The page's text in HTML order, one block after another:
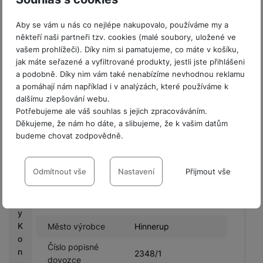
Aby se vám u nás co nejlépe nakupovalo, používáme my a
někteří naši partneři tzv. cookies (malé soubory, uložené ve
vašem prohlížeči). Díky nim si pamatujeme, co máte v košíku,
jak máte seřazené a vyfiltrované produkty, jestli jste přihlášeni
a podobně. Díky nim vám také nenabízíme nevhodnou reklamu
a pomáhají nám například i v analýzách, které používáme k
dalšímu zlepšování webu.
Potřebujeme ale váš souhlas s jejich zpracováváním.
Děkujeme, že nám ho dáte, a slibujeme, že k vašim datům
budeme chovat zodpovědně.
Nastavení souhlasů s kategoriemi
cookies
VŽDY AKTIVNÍ
Technické cookies umožňují váš průchod nákupním košíkem,
porovnávání produktů a další nezbytné funkce.
Preferenční a rozšířené funkce
Preferenční a rozšířené funkce
abyste nemuseli vše
Odmítnout vše Nastavení Přijmout vše
s
C
a
s
h
b
a
c
k
y
K
o
n
výrobce
Hinnerup,Denmark
Země výrobce DK
PSČ výrobce 8382
Název dovozce
TD SYNNEX Czech
s.r.o.
Ulice dovozce Líbalova
výrobce
Město dovozce
Město výrobce Hinnerup
Číslo popisné
dovozce
2348/1